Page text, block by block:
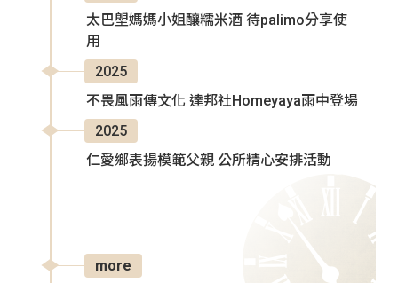
太巴塱媽媽小姐釀糯米酒 待palimo分享使
用
2025
不畏風雨傳文化 達邦社Homeyaya雨中登場
2025
仁愛鄉表揚模範父親 公所精心安排活動
more